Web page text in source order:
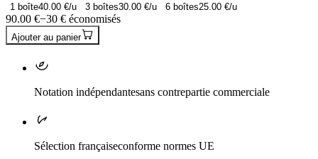
1 boîte40.00 €/u 3 boîtes30.00 €/u 6 boîtes25.00 €/u
90.00 €−30 € économisés
Ajouter au panier
Notation indépendantesans contrepartie commerciale
Sélection françaiseconforme normes UE